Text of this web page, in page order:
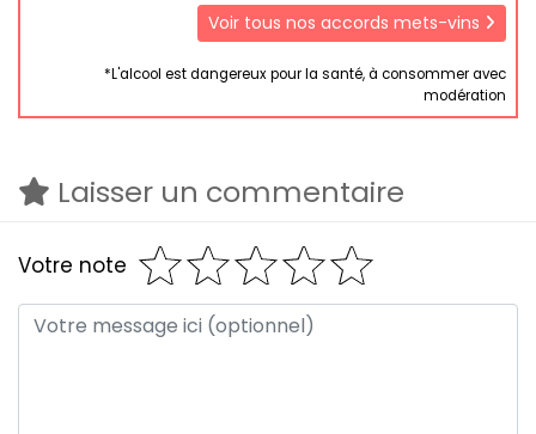
Voir tous nos accords mets-vins
*L'alcool est dangereux pour la santé, à consommer avec
modération
Laisser un commentaire
Votre note